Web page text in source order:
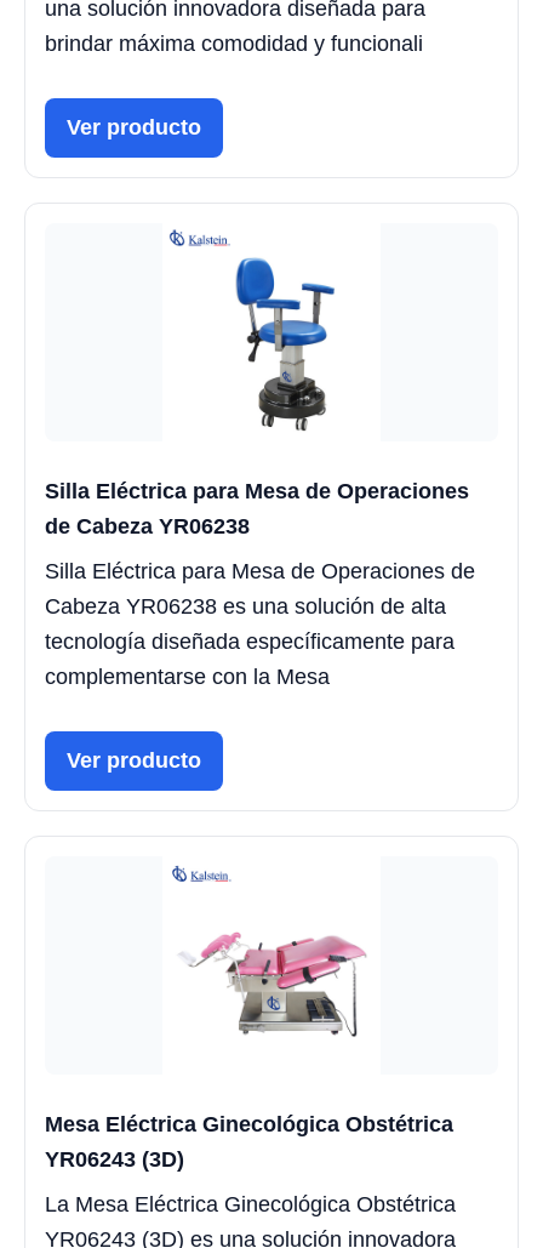
una solución innovadora diseñada para
brindar máxima comodidad y funcionali
Ver producto
Silla Eléctrica para Mesa de Operaciones
de Cabeza YR06238
Silla Eléctrica para Mesa de Operaciones de
Cabeza YR06238 es una solución de alta
tecnología diseñada específicamente para
complementarse con la Mesa
Ver producto
Mesa Eléctrica Ginecológica Obstétrica
YR06243 (3D)
La Mesa Eléctrica Ginecológica Obstétrica
YR06243 (3D) es una solución innovadora